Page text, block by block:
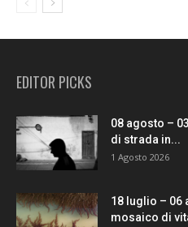
EDITOR PICKS
08 agosto –
di strada in...
1 Agosto 2026
18 luglio – 06
mosaico di